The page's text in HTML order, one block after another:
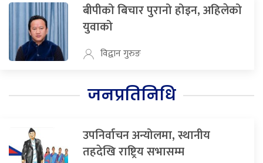
बीपीको बिचार पुरानो होइन, अहिलेको
युवाको
विद्वान गुरुङ
जनप्रतिनिधि
उपनिर्वाचन अन्योलमा, स्थानीय
तहदेखि राष्ट्रिय सभासम्म